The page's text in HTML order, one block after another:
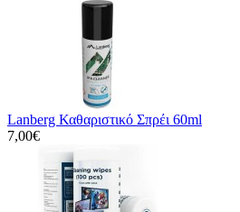
Lanberg Καθαριστικό Σπρέι 60ml
7,00€